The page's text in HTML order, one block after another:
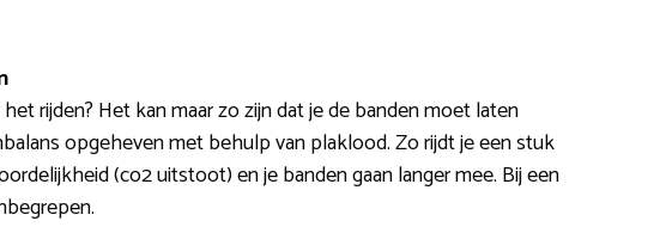
rijden? Het kan maar zo zijn dat je de banden moet laten
opgeheven met behulp van plaklood. Zo rijdt je een stuk
(co2 uitstoot) en je banden gaan langer mee. Bij een